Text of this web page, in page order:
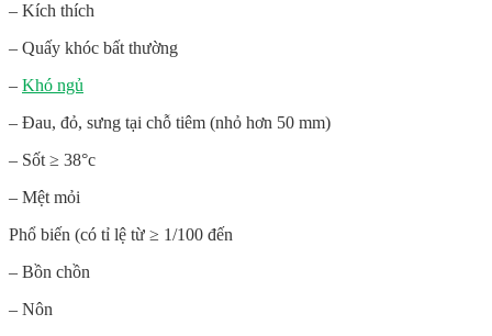
– Kích thích
– Quấy khóc bất thường
– Khó ngủ
– Đau, đỏ, sưng tại chỗ tiêm (nhỏ hơn 50 mm)
– Sốt ≥ 38°c
– Mệt mỏi
Phổ biến (có tỉ lệ từ ≥ 1/100 đến
– Bồn chồn
– Nôn